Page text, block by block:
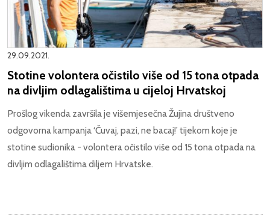
29.09.2021.
Stotine volontera očistilo više od 15 tona otpada
na divljim odlagalištima u cijeloj Hrvatskoj
Prošlog vikenda završila je višemjesečna Žujina društveno
odgovorna kampanja ‘Čuvaj, pazi, ne bacaj!’ tijekom koje je
stotine sudionika - volontera očistilo više od 15 tona otpada na
divljim odlagalištima diljem Hrvatske.